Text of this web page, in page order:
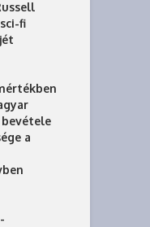
fi
a